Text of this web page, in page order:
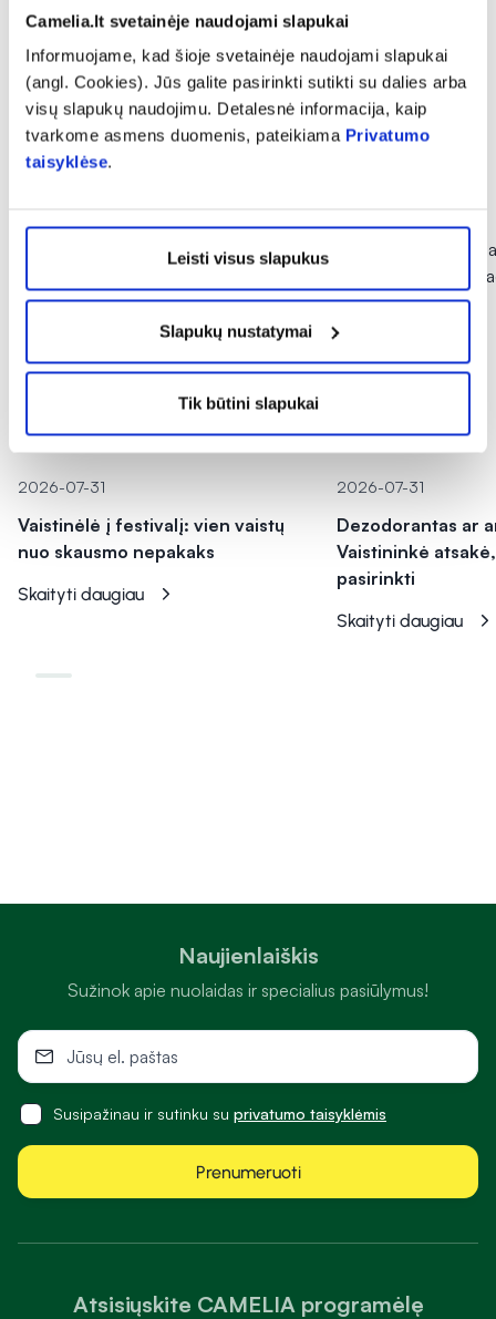
Camelia.lt svetainėje naudojami slapukai
Informuojame, kad šioje svetainėje naudojami slapukai
(angl. Cookies). Jūs galite pasirinkti sutikti su dalies arba
visų slapukų naudojimu. Detalesnė informacija, kaip
tvarkome asmens duomenis, pateikiama Privatumo
taisyklėse.
Leisti visus slapukus
Slapukų nustatymai
Tik būtini slapukai
Į krepšelį Į krepšelį
Sveikata
2026-07-31
Vaistinėlė į festivalį: vien vaistų
nuo skausmo nepakaks
Skaityti daugiau
Sveikata
2026-07-31
Dezodorantas ar
Vaistininkė
pasirinkti
Skaityti daugiau
Atsisiųskite CAMELIA programėlę
Naujienlaiškis
Sužinok apie nuolaidas ir specialius pasiūlymus!
Susipažinau ir sutinku su privatumo taisyklėmis
Prenumeruoti